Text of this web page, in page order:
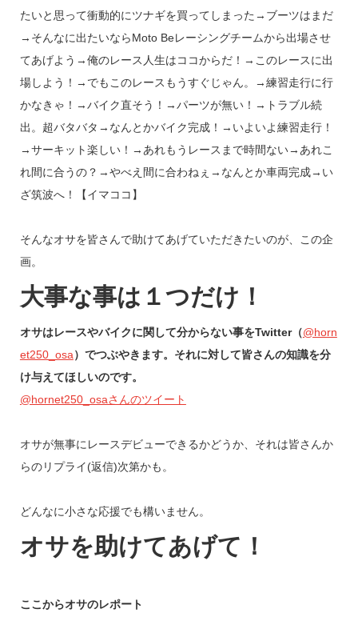
たいと思って衝動的にツナギを買ってしまった→ブーツはまだ
→そんなに出たいならMoto Beレーシングチームから出場させ
てあげよう→俺のレース人生はココからだ！→このレースに出
場しよう！→でもこのレースもうすぐじゃん。→練習走行に行
かなきゃ！→バイク直そう！→パーツが無い！→トラブル続
出。超バタバタ→なんとかバイク完成！→いよいよ練習走行！
→サーキット楽しい！→あれもうレースまで時間ない→あれこ
れ間に合うの？→やべえ間に合わねぇ→なんとか車両完成→い
ざ筑波へ！【イマココ】
そんなオサを皆さんで助けてあげていただきたいのが、この企
画。
大事な事は１つだけ！
オサはレースやバイクに関して分からない事をTwitter（@horn
et250_osa）でつぶやきます。 それに対して皆さんの知識を分
け与えてほしいのです。
@hornet250_osaさんのツイート
オサが無事にレースデビューできるかどうか、それは皆さんか
らのリプライ(返信)次第かも。
どんなに小さな応援でも構いません。
オサを助けてあげて！
ここからオサのレポート